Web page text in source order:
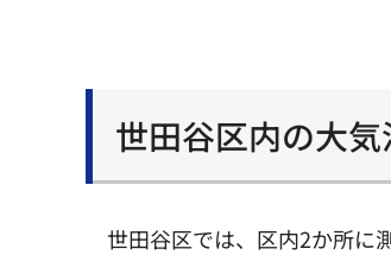
世田谷区内の大
世田谷区では、区内2か所に